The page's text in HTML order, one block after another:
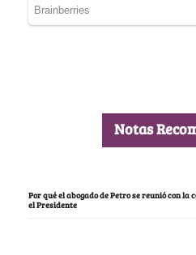
Notas
Por qué el abogado de Petro se reunió con
el Presidente